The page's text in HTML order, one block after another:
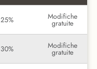
25% Modifiche
gratuite
30% Modifiche
gratuite